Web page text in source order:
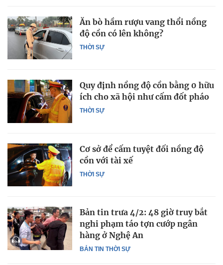
THỜI SỰ
Ăn bò hầm rượu vang thổi nồng
độ cồn có lên không?
THỜI SỰ
Quy định nồng độ cồn bằng 0 hữu
ích cho xã hội như cấm đốt pháo
THỜI SỰ
Cơ sở để cấm tuyệt đối nồng độ
cồn với tài xế
BẢN TIN THỜI SỰ
Bản tin trưa 4/2: 48 giờ truy bắt
nghi phạm táo tợn cướp ngân
hàng ở Nghệ An